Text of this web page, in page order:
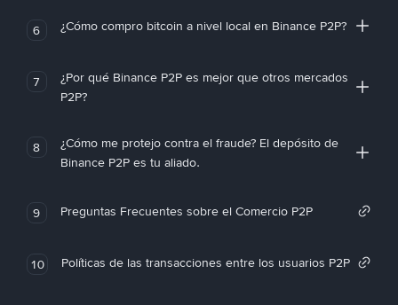
6 ¿Cómo compro bitcoin a nivel local en Binance P2P?
7
¿Por qué Binance P2P es mejor que otros mercados
P2P?
8
¿Cómo me protejo contra el fraude? El depósito de
Binance P2P es tu aliado.
9 Preguntas Frecuentes sobre el Comercio P2P
10 Políticas de las transacciones entre los usuarios P2P